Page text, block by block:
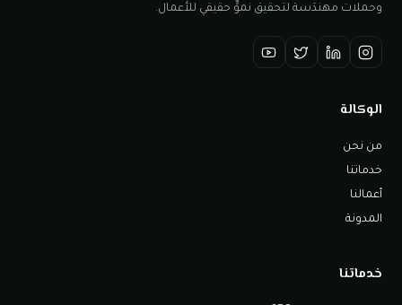
وحملات مهندَسة لتحقيق نموٍّ حقيقي للأعمال.
الوكالة
من نحن
خدماتنا
أعمالنا
المدونة
خدماتنا